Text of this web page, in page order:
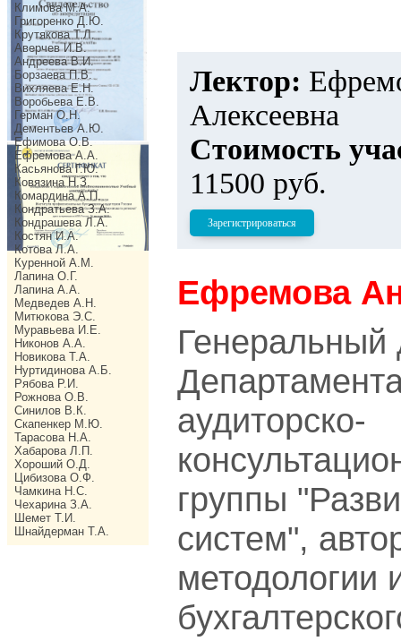
Климова М.А.
Григоренко Д.Ю.
Крутякова Т.Л.
Аверчев И.В.
Андреева В.И.
Борзаева П.В.
Вихляева Е.Н.
Воробьева Е.В.
Герман О.Н.
Дементьев А.Ю.
Ефимова О.В.
Ефремова А.А.
Касьянова Г.Ю.
Ковязина Н.З.
Комардина А.П.
Кондратьева З.А.
Кондрашева Л.А.
Костян И.А.
Котова Л.А.
Куренной А.М.
Лапина О.Г.
Лапина А.А.
Медведев А.Н.
Митюкова Э.С.
Муравьева И.Е.
Никонов А.А.
Новикова Т.А.
Нуртидинова А.Б.
Рябова Р.И.
Рожнова О.В.
Синилов В.К.
Скапенкер М.Ю.
Тарасова Н.А.
Хабарова Л.П.
Хороший О.Д.
Цибизова О.Ф.
Чамкина Н.С.
Чехарина З.А.
Шемет Т.И.
Шнайдерман Т.А.
Лектор:
Алексеевна
Стоимость
11500 руб.
Зарегистрироваться
Ефремова
Генеральный
аудиторско-
группы
систем",
методологии